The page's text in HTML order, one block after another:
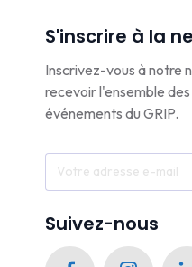
S'inscrire à la
Inscrivez-vous à notre
recevoir l'ensemble
événements du GRIP.
Suivez-nous